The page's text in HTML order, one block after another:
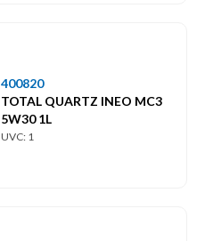
400820
TOTAL QUARTZ INEO MC3
5W30 1L
UVC: 1